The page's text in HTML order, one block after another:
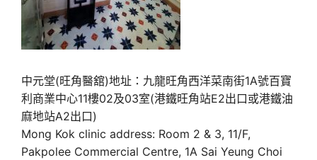
中元堂(旺角醫舘)地址：九龍旺角西洋菜南街1A號百寶
利商業中心11樓02及03室(港鐵旺角站E2出口或港鐵油
麻地站A2出口)
Mong Kok clinic address: Room 2 & 3, 11/F,
Pakpolee Commercial Centre, 1A Sai Yeung Choi